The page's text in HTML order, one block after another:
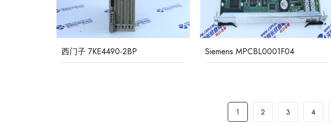
西门子 7KE4490-2BP Siemens MPCBL0001F04
1 2 3 4